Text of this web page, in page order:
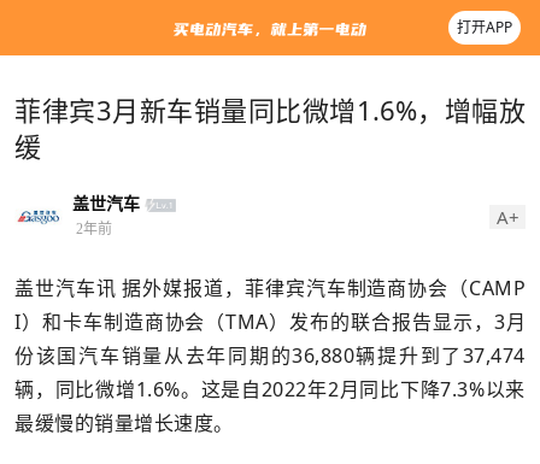
打开APP
菲律宾3月新车销量同比微增1.6%，增幅放
缓
盖世汽车
2年前 A+
盖世汽车讯 据外媒报道，菲律宾汽车制造商协会（CAMP
I）和卡车制造商协会（TMA）发布的联合报告显示，3月
份该国汽车销量从去年同期的36,880辆提升到了37,474
辆，同比微增1.6%。这是自2022年2月同比下降7.3%以来
最缓慢的销量增长速度。